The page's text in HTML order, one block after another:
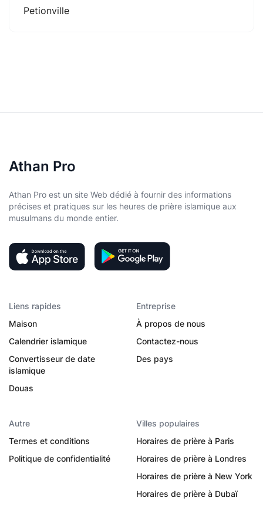
Petionville
Athan Pro
Athan Pro est un site Web dédié à fournir des informations
précises et pratiques sur les heures de prière islamique aux
musulmans du monde entier.
Liens rapides
Maison
Calendrier islamique
Convertisseur de date
islamique
Douas
Entreprise
À propos de nous
Contactez-nous
Des pays
Autre
Termes et conditions
Politique de confidentialité
Villes populaires
Horaires de prière à Paris
Horaires de prière à Londres
Horaires de prière à New York
Horaires de prière à Dubaï